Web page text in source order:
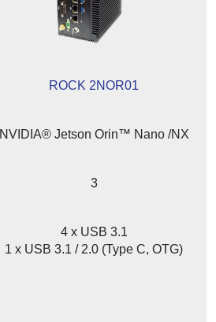
ROCK 2NOR01
NVIDIA® Jetson Orin™ Nano /NX
3
4 x USB 3.1
1 x USB 3.1 / 2.0 (Type C, OTG)